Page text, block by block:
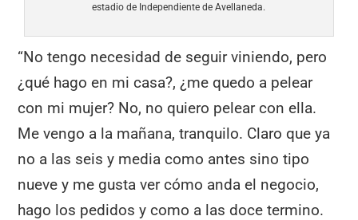
estadio de Independiente de Avellaneda.
“No tengo necesidad de seguir viniendo, pero
¿qué hago en mi casa?, ¿me quedo a pelear
con mi mujer? No, no quiero pelear con ella.
Me vengo a la mañana, tranquilo. Claro que ya
no a las seis y media como antes sino tipo
nueve y me gusta ver cómo anda el negocio,
hago los pedidos y como a las doce termino.